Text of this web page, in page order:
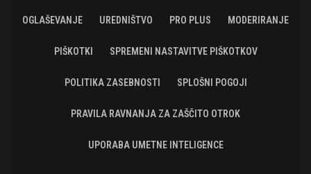
OGLAŠEVANJE UREDNIŠTVO PRO PLUS MODERIRANJE
PIŠKOTKI SPREMENI NASTAVITVE PIŠKOTKOV
POLITIKA ZASEBNOSTI SPLOŠNI POGOJI
PRAVILA RAVNANJA ZA ZAŠČITO OTROK
UPORABA UMETNE INTELIGENCE